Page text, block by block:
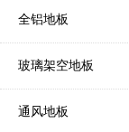
全铝地板
玻璃架空地板
通风地板